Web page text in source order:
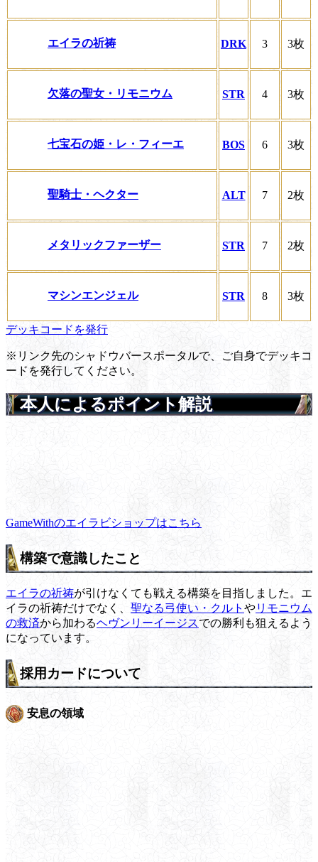
エイラの祈祷 DRK 3 3枚
欠落の聖女・リモニウム STR 4 3枚
七宝石の姫・レ・フィーエ BOS 6 3枚
聖騎士・ヘクター ALT 7 2枚
メタリックファーザー STR 7 2枚
マシンエンジェル STR 8 3枚
デッキコードを発行
※リンク先のシャドウバースポータルで、ご自身でデッキコ
ードを発行してください。
本人によるポイント解説
GameWithのエイラビショップはこちら
構築で意識したこと
エイラの祈祷が引けなくても戦える構築を目指しました。エ
イラの祈祷だけでなく、 聖なる弓使い・クルト やリモニウム
の救済から加わるヘヴンリーイージスでの勝利も狙えるよう
になっています。
採用カードについて
安息の領域